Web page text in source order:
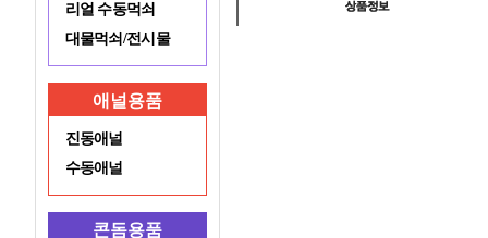
리얼 수동먹쇠
대물먹쇠/전시물
애널용품
진동애널
수동애널
콘돔용품